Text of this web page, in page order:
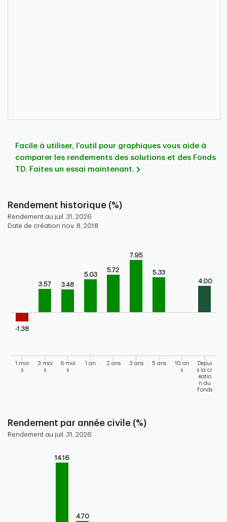
Facile à utiliser, l’outil pour graphiques vous aide à
comparer les rendements des solutions et des Fonds
TD. Faites un essai maintenant.
Rendement historique (%)
Rendement au juil. 31, 2026
Date de création nov. 8, 2018
Bar chart for historical performance of the fund
The chart has 1 X axis displaying categories.
The chart has 1 Y axis displaying values. Range: -5 to 10.
-1.38
3.57 3.48
5.03
5.72
7.95
5.33
4.00
1 moi
s
3 moi
s
6 moi
s
1 an 2 ans 3 ans 5 ans
10 an
s
Depui
s la cr
éatio
n du
Fonds
Rendement par année civile (%)
Rendement au juil. 31, 2026
Bar chart with 10 bars.
14.16
4.70